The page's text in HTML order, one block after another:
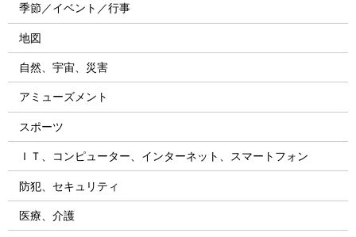
季節／イベント／行事
地図
自然、宇宙、災害
アミューズメント
スポーツ
ＩＴ、コンピューター、インターネット、スマートフォン
防犯、セキュリティ
医療、介護